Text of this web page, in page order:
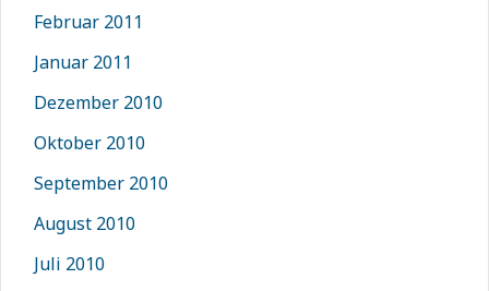
Februar 2011
Januar 2011
Dezember 2010
Oktober 2010
September 2010
August 2010
Juli 2010